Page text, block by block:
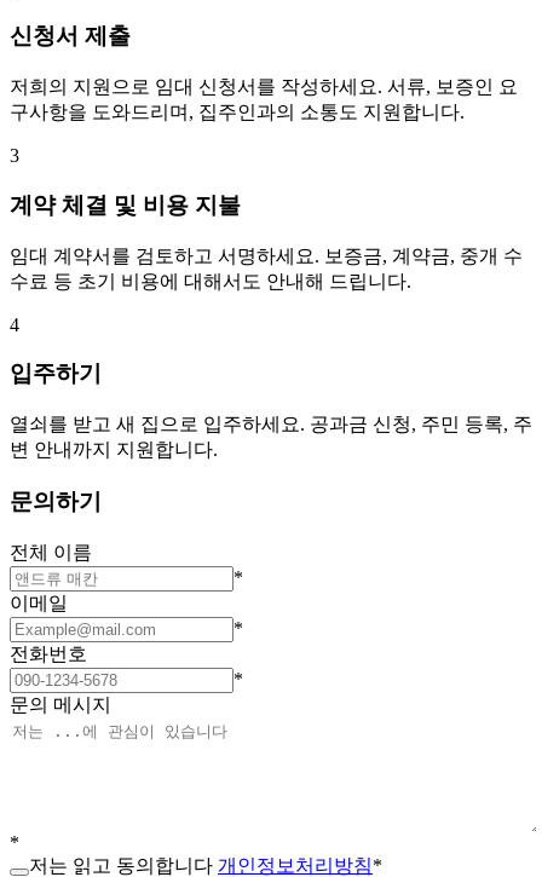
신청서 제출
저희의 지원으로 임대 신청서를 작성하세요. 서류, 보증인 요
구사항을 도와드리며, 집주인과의 소통도 지원합니다.
3
계약 체결 및 비용 지불
임대 계약서를 검토하고 서명하세요. 보증금, 계약금, 중개 수
수료 등 초기 비용에 대해서도 안내해 드립니다.
4
입주하기
열쇠를 받고 새 집으로 입주하세요. 공과금 신청, 주민 등록, 주
변 안내까지 지원합니다.
문의하기
전체 이름
*
이메일
*
전화번호
*
문의 메시지
*
저는 읽고 동의합니다 개인정보처리방침*